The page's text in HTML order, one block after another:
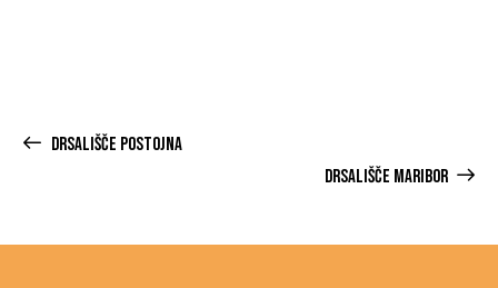
DRSALIŠČE POSTOJNA
DRSALIŠČE MARIBOR